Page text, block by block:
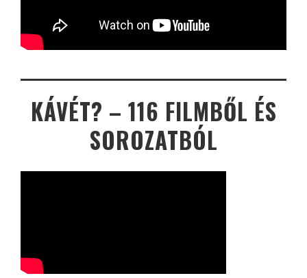
KÁVÉT? – 116 FILMBŐL ÉS
SOROZATBÓL